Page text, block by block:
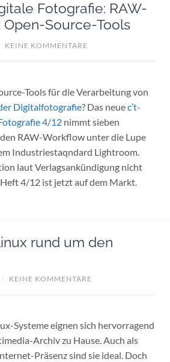
Fotografie: RAW-
Source-Tools
KEINE KOMMENTARE
Tools für die Verarbeitung von
Digitalfotografie? Das neuec’t-
4/12nimmt sieben
RAW-Workflow unter die Lupe
Industriestaqndard Lightroom.
laut Verlagsankündigung nicht
4/12 ist jetzt auf dem Markt.
rund um den
/ KEINE KOMMENTARE
Systeme eignen sich hervorragend
Archiv zu Hause. Auch als
Präsenz sind sie ideal. Doch